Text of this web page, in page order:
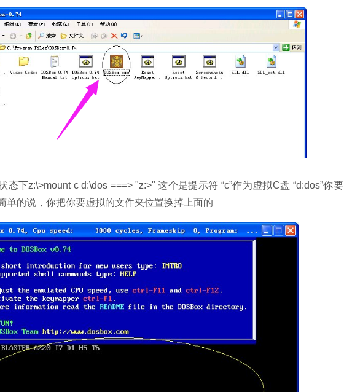
下z:\>mount c d:\dos ===> "z:>" 这个是提示符 “c”作为虚拟C盘 “d:dos”你
单的说，你把你要虚拟的文件夹位置换掉上面的